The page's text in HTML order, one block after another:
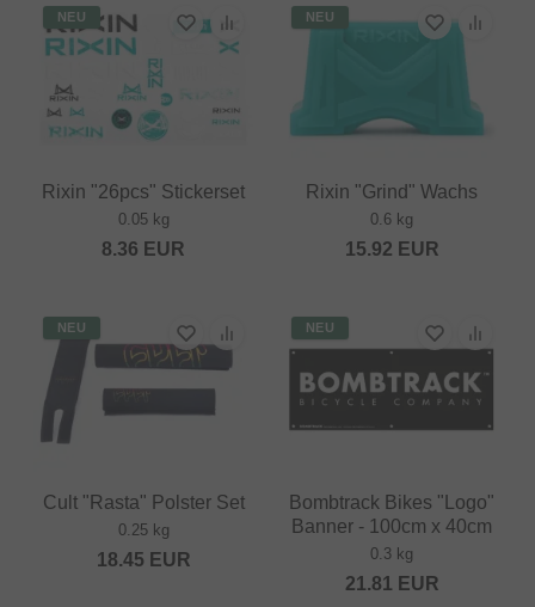
NEU
Rixin "26pcs" Stickerset
0.05 kg
8.36 EUR
NEU
Rixin "Grind" Wachs
0.6 kg
15.92 EUR
NEU
Cult "Rasta" Polster Set
0.25 kg
18.45 EUR
NEU
Bombtrack Bikes "Logo"
Banner - 100cm x 40cm
0.3 kg
21.81 EUR